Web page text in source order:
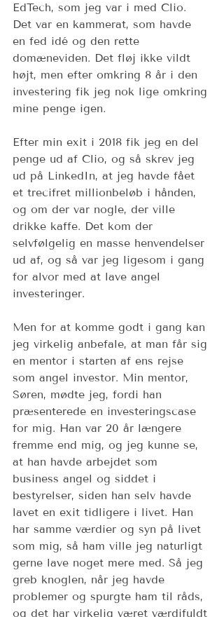
EdTech, som jeg var i med Clio.
Det var en kammerat, som havde
en fed idé og den rette
domæneviden. Det fløj ikke vildt
højt, men efter omkring 8 år i den
investering fik jeg nok lige omkring
mine penge igen.
Efter min exit i 2018 fik jeg en del
penge ud af Clio, og så skrev jeg
ud på LinkedIn, at jeg havde fået
et trecifret millionbeløb i hånden,
og om der var nogle, der ville
drikke kaffe. Det kom der
selvfølgelig en masse henvendelser
ud af, og så var jeg ligesom i gang
for alvor med at lave angel
investeringer.
Men for at komme godt i gang kan
jeg virkelig anbefale, at man får sig
en mentor i starten af ens rejse
som angel investor. Min mentor,
Søren, mødte jeg, fordi han
præsenterede en investeringscase
for mig. Han var 20 år længere
fremme end mig, og jeg kunne se,
at han havde arbejdet som
business angel og siddet i
bestyrelser, siden han selv havde
lavet en exit tidligere i livet. Han
har samme værdier og syn på livet
som mig, så ham ville jeg naturligt
gerne lave noget mere med. Så jeg
greb knoglen, når jeg havde
problemer og spurgte ham til råds,
og det har virkelig været værdifuldt